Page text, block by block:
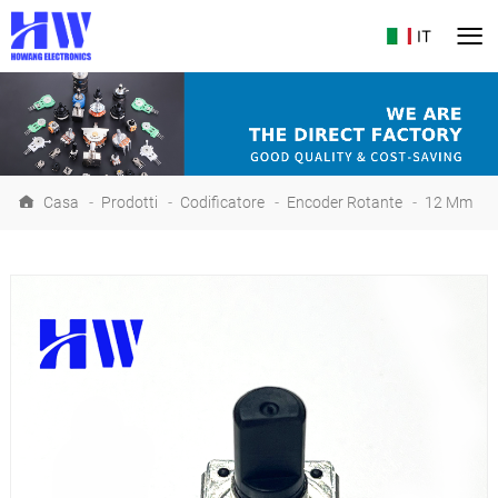
IT
Casa - Prodotti - Codificatore - Encoder Rotante - 12 Mm